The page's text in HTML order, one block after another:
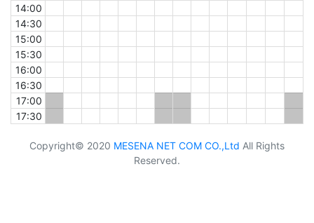
14:00
14:30
15:00
15:30
16:00
16:30
17:00
17:30
Copyright© 2020 MESENA NET COM CO.,Ltd All Rights
Reserved.